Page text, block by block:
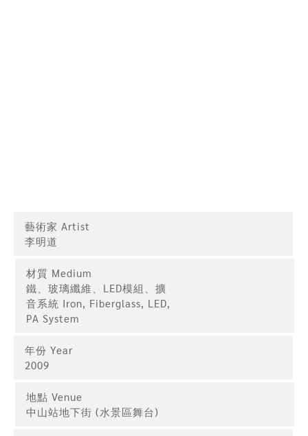
台北傳奇
Taipei Legend
藝術家 Artist
李明道
材質 Medium
鐵、玻璃纖維、LED模組、擴
音系統 Iron, Fiberglass, LED,
PA System
年份 Year
2009
地點 Venue
中山站地下街 (水景區舞台)